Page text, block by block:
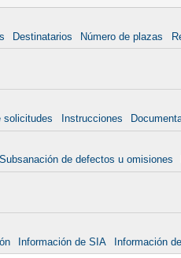
Destinatarios Número de plazas
solicitudes
Instrucciones
Subsanación de defectos u omisiones
Información de SIA Información